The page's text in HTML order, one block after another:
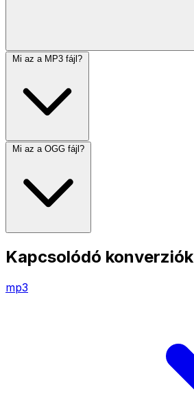
Mi az a MP3 fájl?
Mi az a OGG fájl?
Kapcsolódó konverziók
mp3